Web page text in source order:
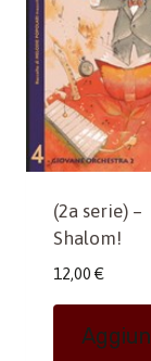
(2a serie) –
Shalom!
12,00 €